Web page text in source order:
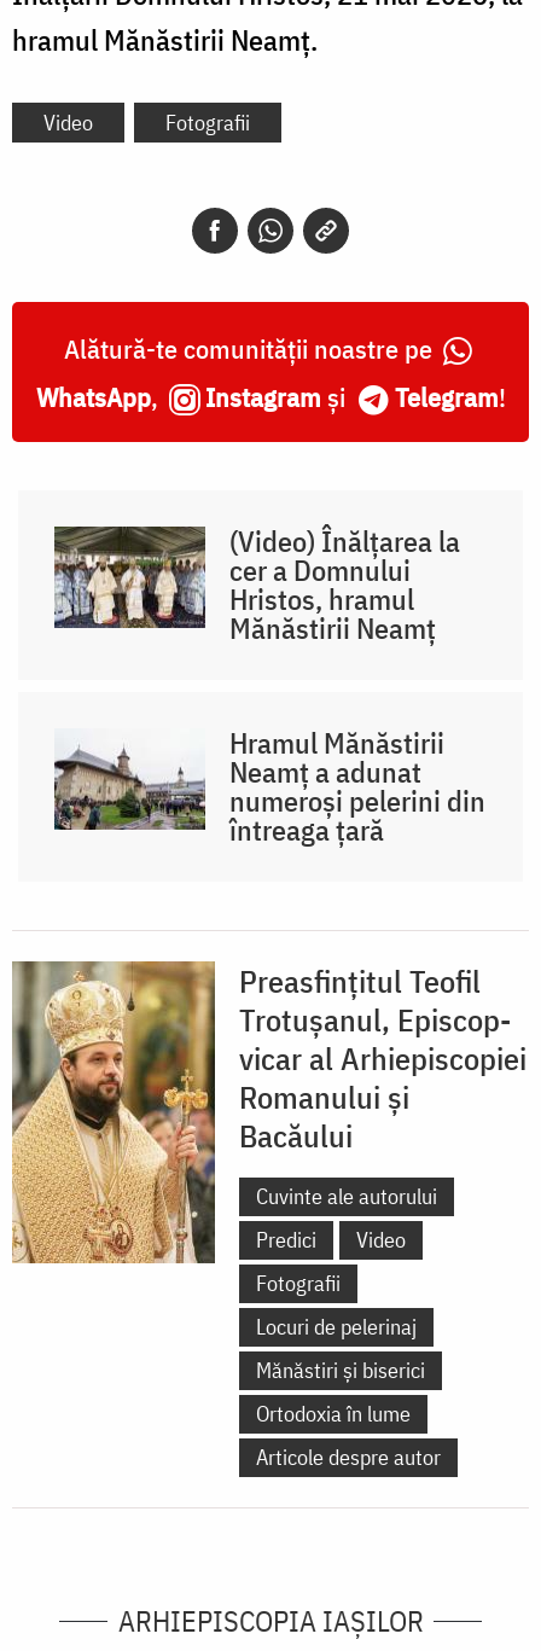
hramul Mănăstirii Neamț.
Video Fotografii
Alătură-te comunității noastre pe
WhatsApp, Instagram și Telegram!
(Video) Înălțarea la
cer a Domnului
Hristos, hramul
Mănăstirii Neamț
Hramul Mănăstirii
Neamț a adunat
numeroși pelerini din
întreaga țară
Preasfințitul Teofil
Trotușanul, Episcop-
vicar al Arhiepiscopiei
Romanului și
Bacăului
Cuvinte ale autorului
Predici
Video
Fotografii
Locuri de pelerinaj
Mănăstiri și biserici
Ortodoxia în lume
Articole despre autor
ARHIEPISCOPIA IAŞILOR